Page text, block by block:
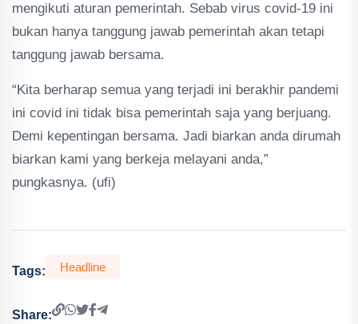
mengikuti aturan pemerintah. Sebab virus covid-19 ini
bukan hanya tanggung jawab pemerintah akan tetapi
tanggung jawab bersama.
“Kita berharap semua yang terjadi ini berakhir pandemi
ini covid ini tidak bisa pemerintah saja yang berjuang.
Demi kepentingan bersama. Jadi biarkan anda dirumah
biarkan kami yang berkeja melayani anda,”
pungkasnya. (ufi)
Tags: Headline
Share: